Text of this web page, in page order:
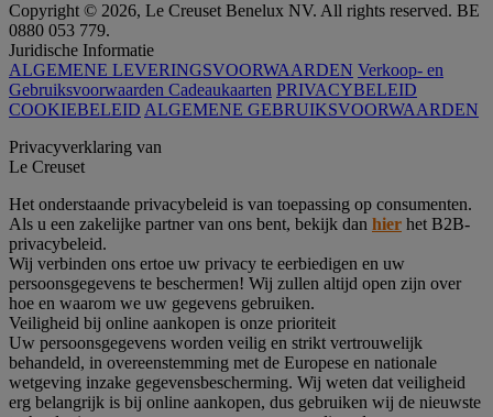
Copyright © 2026, Le Creuset Benelux NV. All rights reserved. BE
0880 053 779.
Juridische Informatie
ALGEMENE LEVERINGSVOORWAARDEN Verkoop- en
Gebruiksvoorwaarden Cadeaukaarten PRIVACYBELEID
COOKIEBELEID ALGEMENE GEBRUIKSVOORWAARDEN
Privacyverklaring van
Le Creuset
Het onderstaande privacybeleid is van toepassing op consumenten.
Als u een zakelijke partner van ons bent, bekijk dan hier het B2B-
privacybeleid.
Wij verbinden ons ertoe uw privacy te eerbiedigen en uw
persoonsgegevens te beschermen! Wij zullen altijd open zijn over
hoe en waarom we uw gegevens gebruiken.
Veiligheid bij online aankopen is onze prioriteit
Uw persoonsgegevens worden veilig en strikt vertrouwelijk
behandeld, in overeenstemming met de Europese en nationale
wetgeving inzake gegevensbescherming. Wij weten dat veiligheid
erg belangrijk is bij online aankopen, dus gebruiken wij de nieuwste